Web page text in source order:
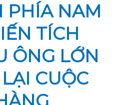
PHÍA NAM
TÍCH
ÔNG LỚN
CUỘC